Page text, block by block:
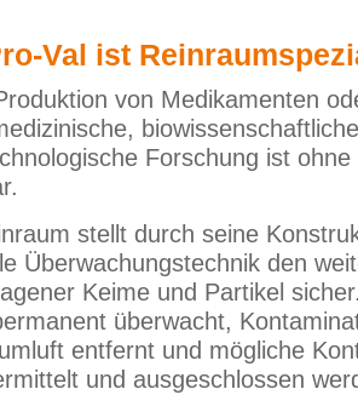
Val ist
von Medikamenten
Forschung ist
stellt durch seine
Überwachungstechnik den
Keime und Partikel
überwacht,
entfernt und mögliche
und ausgeschlossen